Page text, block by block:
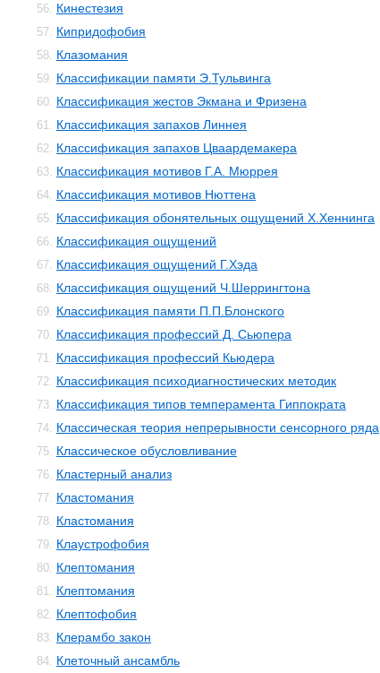
56. Кинестезия
57. Кипридофобия
58. Клазомания
59. Классификации памяти Э.Тульвинга
60. Классификация жестов Экмана и Фризена
61. Классификация запахов Линнея
62. Классификация запахов Цваардемакера
63. Классификация мотивов Г.А. Мюррея
64. Классификация мотивов Нюттена
65. Классификация обонятельных ощущений Х.Хеннинга
66. Классификация ощущений
67. Классификация ощущений Г.Хэда
68. Классификация ощущений Ч.Шеррингтона
69. Классификация памяти П.П.Блонского
70. Классификация профессий Д. Сьюпера
71. Классификация профессий Кьюдера
72. Классификация психодиагностических методик
73. Классификация типов темперамента Гиппократа
74. Классическая теория непрерывности сенсорного ряда
75. Классическое обусловливание
76. Кластерный анализ
77. Кластомания
78. Кластомания
79. Клаустрофобия
80. Клептомания
81. Клептомания
82. Клептофобия
83. Клерамбо закон
84. Клеточный ансамбль